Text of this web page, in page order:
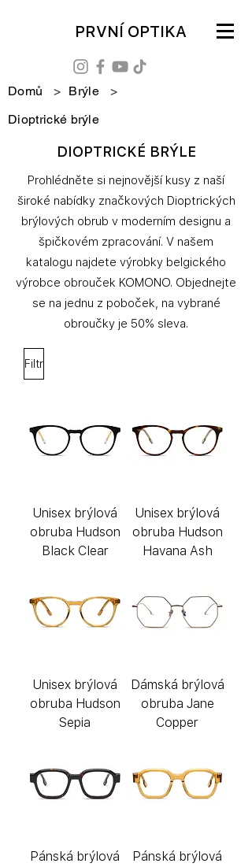
PRVNÍ OPTIKA
Domů > Brýle
>
Dioptrické brýle
DIOPTRICKÉ BRÝLE
Prohlédněte si nejnovější kusy z naší
široké nabídky značkových Dioptrických
brýlových obrub v moderním designu a
špičkovém zpracování. V našem
katalogu najdete výrobky belgického
výrobce obrouček KOMONO. Objednejte
se na jednu z poboček, na vybrané
obroučky je 50% sleva.
Filtr
Unisex brýlová
obruba Hudson
Black Clear
Unisex brýlová
obruba Hudson
Havana Ash
Unisex brýlová
obruba Hudson
Sepia
Dámská brýlová
obruba Jane
Copper
Pánská brýlová
Pánská brýlová